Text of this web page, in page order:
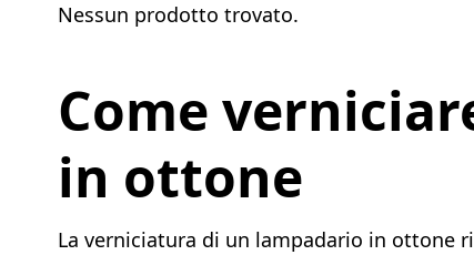
Nessun prodotto trovato.
Come
in ottone
La verniciatura di un lampadario in ottone